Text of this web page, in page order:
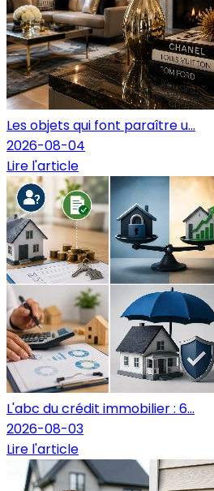
Les objets qui font paraître u...
2026-08-04
Lire l'article
L'abc du crédit immobilier : 6...
2026-08-03
Lire l'article